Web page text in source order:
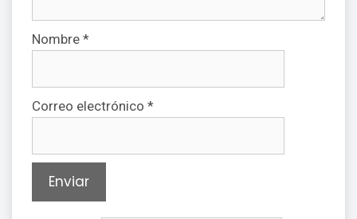
Nombre *
Correo electrónico *